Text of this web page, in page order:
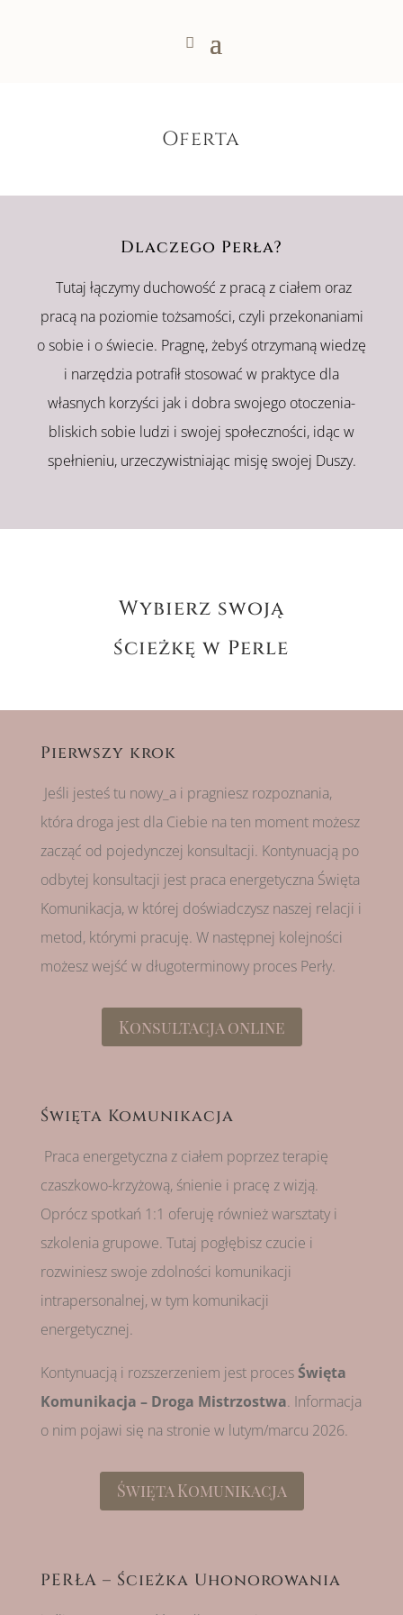
Oferta
Dlaczego Perła?
Tutaj łączymy duchowość z pracą z ciałem oraz
pracą na poziomie tożsamości, czyli przekonaniami
o sobie i o świecie. Pragnę, żebyś otrzymaną wiedzę
i narzędzia potrafił stosować w praktyce dla
własnych korzyści jak i dobra swojego otoczenia-
bliskich sobie ludzi i swojej społeczności, idąc w
spełnieniu, urzeczywistniając misję swojej Duszy.
Wybierz swoją
ścieżkę w Perle
Pierwszy krok
Jeśli jesteś tu nowy_a i pragniesz rozpoznania,
która droga jest dla Ciebie na ten moment możesz
zacząć od pojedynczej konsultacji. Kontynuacją po
odbytej konsultacji jest praca energetyczna Święta
Komunikacja, w której doświadczysz naszej relacji i
metod, którymi pracuję. W następnej kolejności
możesz wejść w długoterminowy proces Perły.
Konsultacja online
Święta Komunikacja
Praca energetyczna z ciałem poprzez terapię
czaszkowo-krzyżową, śnienie i pracę z wizją.
Oprócz spotkań 1:1 oferuję również warsztaty i
szkolenia grupowe. Tutaj pogłębisz czucie i
rozwiniesz swoje zdolności komunikacji
intrapersonalnej, w tym komunikacji
energetycznej.
Kontynuacją i rozszerzeniem jest procesŚwięta
Komunikacja – Droga Mistrzostwa. Informacja
o nim pojawi się na stronie w lutym/marcu 2026.
Święta Komunikacja
PERŁA – Ścieżka Uhonorowania